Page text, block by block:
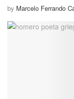
by Marcelo Ferrando